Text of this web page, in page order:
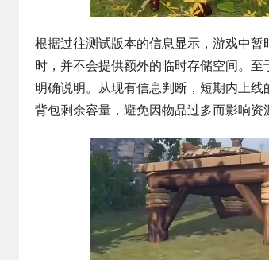
根据过往测试版本的信息显示，游戏中
时，并不会提供额外的临时存储空间。
明确说明。从现有信息判断，短期内上
背包剩余容量，避免因物品过多而影响资